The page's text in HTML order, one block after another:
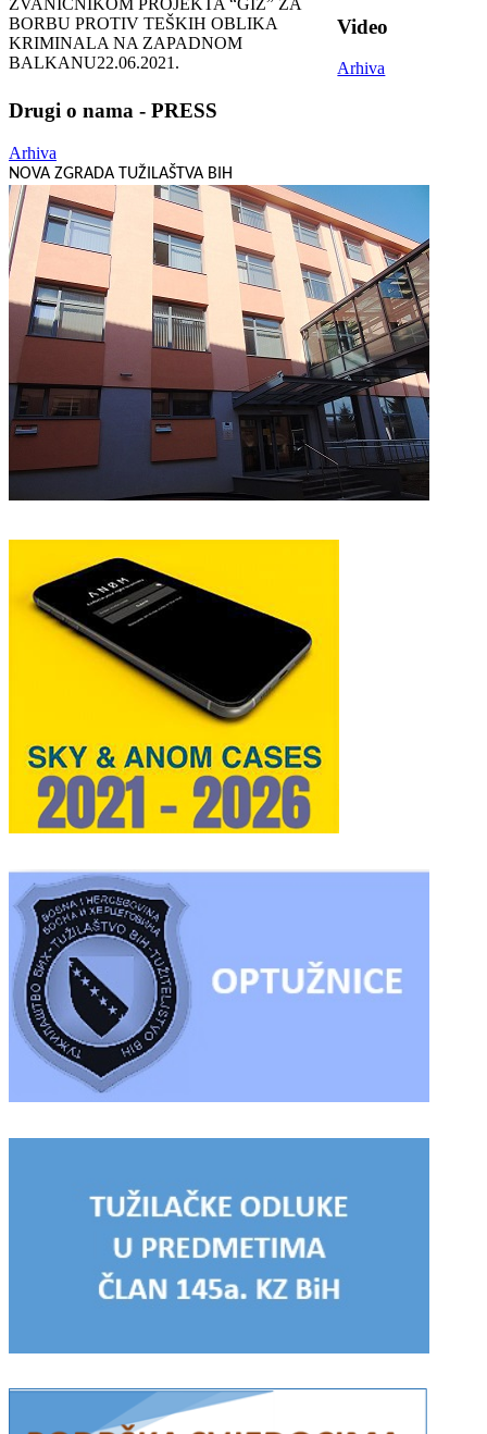
ZVANIČNIKOM PROJEKTA “GIZ” ZA
BORBU PROTIV TEŠKIH OBLIKA
KRIMINALA NA ZAPADNOM
BALKANU22.06.2021.
Video
Arhiva
Drugi o nama - PRESS
Arhiva
NOVA ZGRADA TUŽILAŠTVA BIH